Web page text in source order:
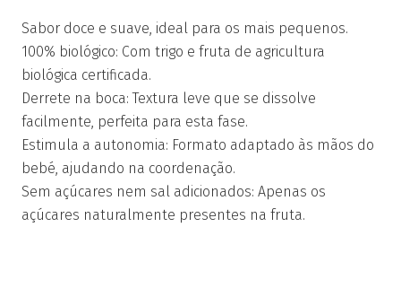
Sabor doce e suave, ideal para os mais pequenos.
100% biológico: Com trigo e fruta de agricultura
biológica certificada.
Derrete na boca: Textura leve que se dissolve
facilmente, perfeita para esta fase.
Estimula a autonomia: Formato adaptado às mãos do
bebé, ajudando na coordenação.
Sem açúcares nem sal adicionados: Apenas os
açúcares naturalmente presentes na fruta.